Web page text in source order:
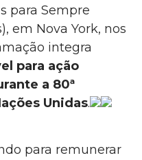
para Sempre
em Nova York, nos
integra
para ação
a 80ª
Unidas.
para remunerar